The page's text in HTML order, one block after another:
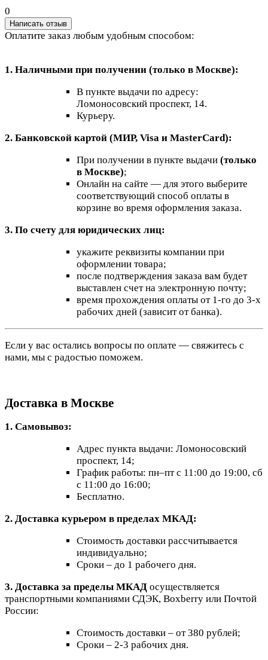
0
Написать отзыв
Оплатите заказ любым удобным способом:
1. Наличными при получении (только в Москве):
В пункте выдачи по адресу:
Ломоносовский проспект, 14.
Курьеру.
2. Банковской картой (МИР, Visa и MasterCard):
При получении в пункте выдачи (только
в Москве);
Онлайн на сайте — для этого выберите
соответствующий способ оплаты в
корзине во время оформления заказа.
3. По счету для юридических лиц:
укажите реквизиты компании при
оформлении товара;
после подтверждения заказа вам будет
выставлен счет на электронную почту;
время прохождения оплаты от 1-го до 3-х
рабочих дней (зависит от банка).
Если у вас остались вопросы по оплате — свяжитесь с
нами, мы с радостью поможем.
Доставка в Москве
1. Самовывоз:
Адрес пункта выдачи: Ломоносовский
проспект, 14;
График работы: пн–пт с 11:00 до 19:00, сб
с 11:00 до 16:00;
Бесплатно.
2. Доставка курьером в пределах МКАД:
Стоимость доставки рассчитывается
индивидуально;
Сроки – до 1 рабочего дня.
3. Доставка за пределы МКАД осуществляется
транспортными компаниями СДЭК, Boxberry или Почтой
России:
Стоимость доставки – от 380 рублей;
Сроки – 2-3 рабочих дня.